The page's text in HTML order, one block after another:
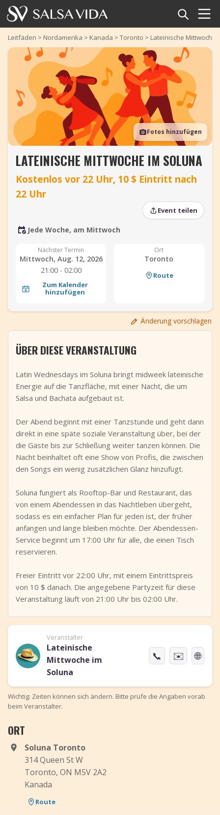
Startseite
Veranstaltungen
Nachrichten
Artikel
Videos
Salsa-Begriffe
Shop
Event hinzufügen
Leitfäden > Nordamerika > Kanada > Toronto > Lateinische Mittwoche
Fotos hinzufügen
LATEINISCHE MITTWOCHE IM SOLUNA
Kostenlos vor 22 Uhr, 10 $ Eintritt nach
22 Uhr
Event teilen
Jede Woche, am Mittwoch
Nächster Termin
Mittwoch, Aug. 12, 2026
21:00 - 02:00
Zum Kalender
hinzufügen
Ort
Toronto
Route
Änderung vorschlagen
ÜBER DIESE VERANSTALTUNG
Latin Wednesdays im Soluna bringt midweek lateinische
Energie auf die Tanzfläche, mit einer Nacht, die um
Salsa und Bachata aufgebaut ist.
Der Abend beginnt mit einer Tanzstunde und geht dann
direkt in eine späte soziale Veranstaltung über, bei der
die Gäste bis zur Schließung weiter tanzen können. Die
Nacht beinhaltet oft eine Show von Profis, die zwischen
den Songs ein wenig zusätzlichen Glanz hinzufügt.
Soluna fungiert als Rooftop-Bar und Restaurant, das
von einem Abendessen in das Nachtleben übergeht,
sodass es ein einfacher Plan für jeden ist, der früher
anfangen und lange bleiben möchte. Der Abendessen-
Service beginnt um 17:00 Uhr für alle, die einen Tisch
reservieren.
Freier Eintritt vor 22:00 Uhr, mit einem Eintrittspreis
von 10 $ danach. Die angegebene Partyzeit für diese
Veranstaltung läuft von 21:00 Uhr bis 02:00 Uhr.
Veranstalter
Lateinische
Mittwoche im
Soluna
📞 ✉️ 🌐
Wichtig: Zeiten können sich ändern. Bitte prüfe die Angaben vorab
beim Veranstalter.
ORT
Soluna Toronto
314 Queen St W
Toronto, ON M5V 2A2
Kanada
Route